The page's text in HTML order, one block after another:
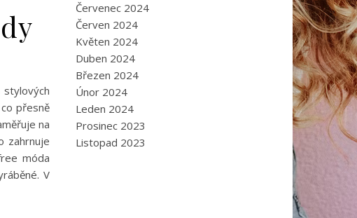
přesně
na
zahrnuje
móda
V
Červenec 2024
Červen 2024
Květen 2024
Duben 2024
Březen 2024
Únor 2024
Leden 2024
Prosinec 2023
Listopad 2023